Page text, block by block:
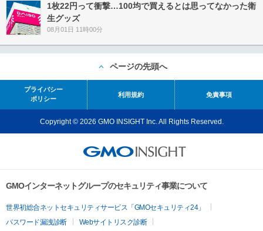
1枚22円って衝撃…100均で買えるとは思ってなかった衛
生グッズ
08月01日 11時00分
ページの先頭へ
プライバシー
ポリシー
利用規約 免責事項
Copyright © 2026 GMO INSIGHT Inc. All Rights Reserved.
GMOインターネットグループのセキュリティ事業について
世界初総合ネットセキュリティサービス「GMOセキュリティ24」
パスワード漏洩診断
Webサイトリスク診断